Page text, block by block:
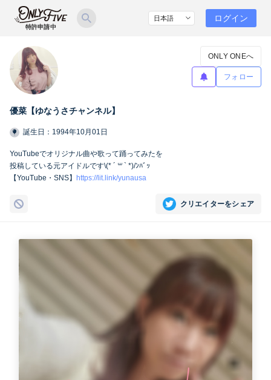
特許申請中
ログイン
優菜【ゆなうさチャンネル】
ONLY ONEへ
フォロー
誕生日：1994年10月01日
YouTubeでオリジナル曲や歌って踊ってみたを
投稿している元アイドルです\(* ´ ꒳ ` *)/ﾝﾊﾞｯ
【YouTube・SNS】
https://lit.link/yunausa
クリエイターをシェア